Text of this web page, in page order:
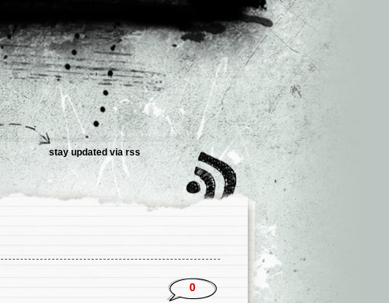
stay updated viarss
0